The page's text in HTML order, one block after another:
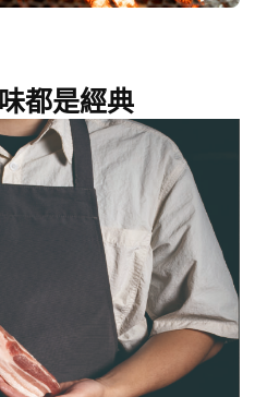
都是經典